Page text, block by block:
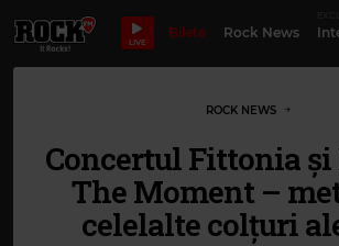
LIVE
Bilete Rock News
ROCK NEWS
Concertul Fittonia și
The Moment –
celelalte colțuri